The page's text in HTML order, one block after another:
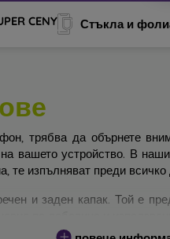
CENY Стъкла и
трябва да обърнете
вашето устройство. В
те изпълняват преди
и заден капак. Той е